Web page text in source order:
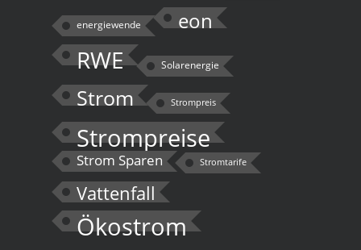
energiewende eon
RWE Solarenergie
Strom Strompreis
Strompreise
Strom Sparen Stromtarife
Vattenfall
Ökostrom